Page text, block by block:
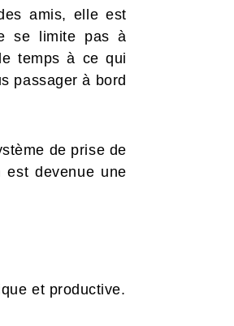
amis, elle est
se limite pas à
temps à ce qui
passager à bord
de prise de
devenue une
et productive.